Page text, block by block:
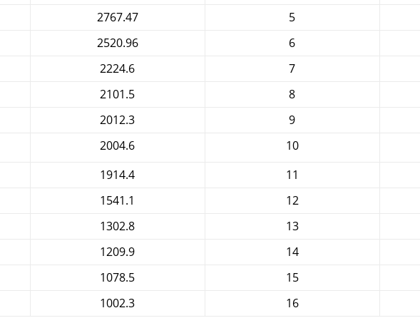
2767.47 5
2520.96 6
2224.6 7
2101.5 8
2012.3 9
2004.6 10
1914.4 11
1541.1 12
1302.8 13
1209.9 14
1078.5 15
1002.3 16